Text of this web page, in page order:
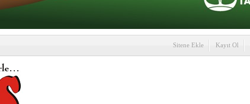
Sitene Ekle Kayıt Ol